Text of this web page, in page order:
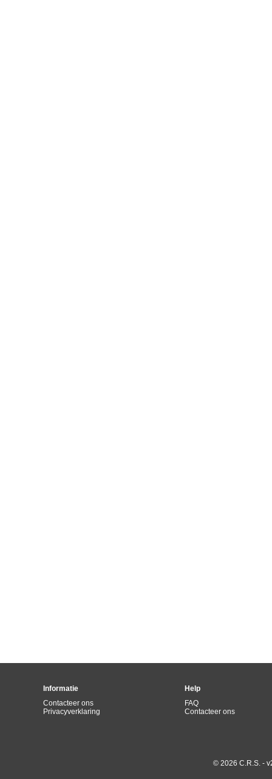
Informatie
Contacteer ons
Privacyverklaring
Help
FAQ
Contacteer ons
© 2026 C.R.S. -